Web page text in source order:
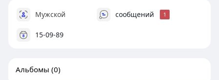
Мужской сообщений 1
15-09-89
Альбомы (0)